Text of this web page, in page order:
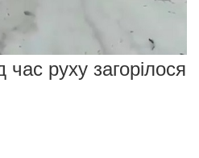
руху загорілося